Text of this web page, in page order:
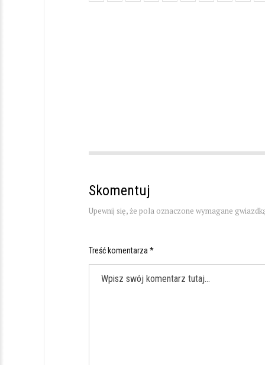
Skomentuj
Upewnij się, że pola oznaczone wymagane
Treść komentarza *